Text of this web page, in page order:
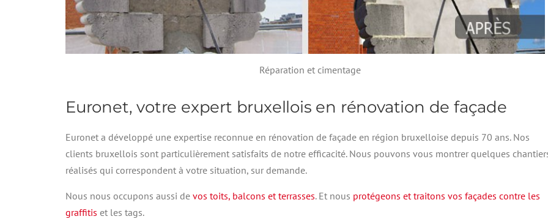
Réparation et cimentage
Euronet, votre expert bruxellois en rénovation de façade
Euronet a développé une expertise reconnue en rénovation de façade en région bruxelloise depuis 70 ans. Nos
clients bruxellois sont particulièrement satisfaits de notre efficacité. Nous pouvons vous montrer quelques
réalisés qui correspondent à votre situation, sur demande.
Nous nous occupons aussi de vos toits, balcons et terrasses. Et nous protégeons et traitons vos façades contre les
graffitis et les tags.